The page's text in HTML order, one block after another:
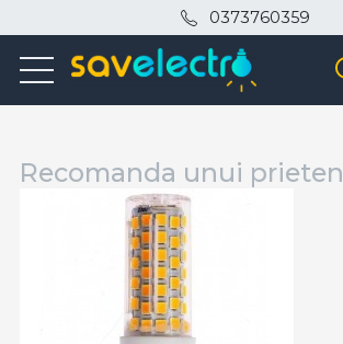
0373760359
Recomanda unui prieten